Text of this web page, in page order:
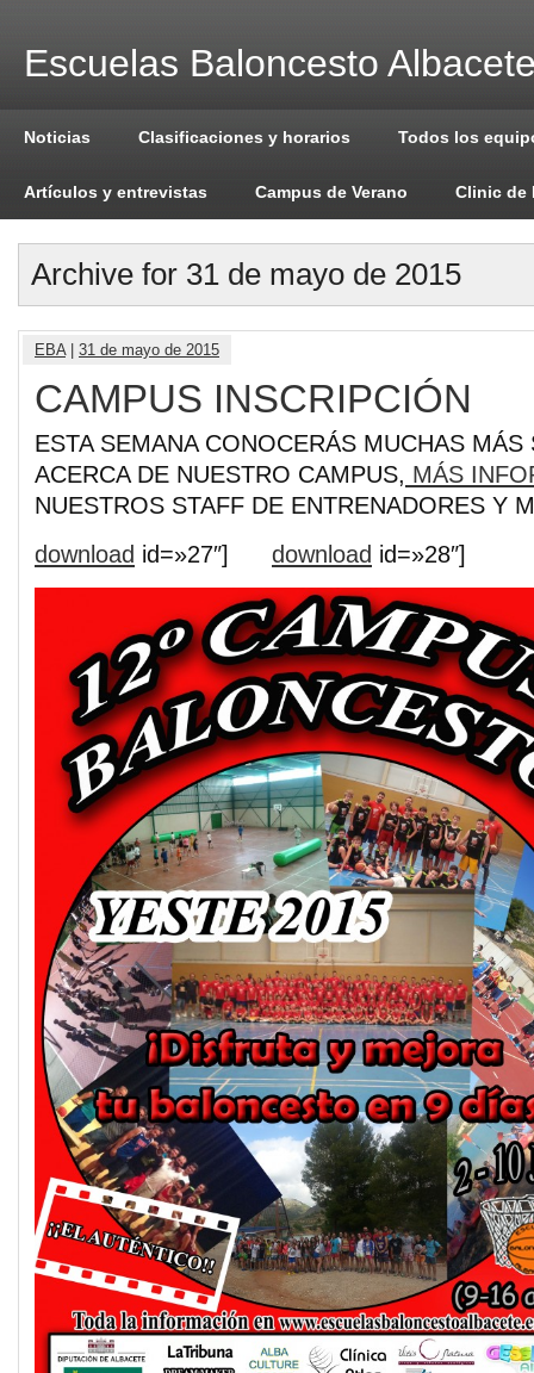
Escuelas Baloncesto
Noticias Clasificaciones y horarios Todos los
Artículos y entrevistas Campus de Verano Clinic de
Archive for 31 de mayo de 2015
EBA| 31 de mayo de 2015
CAMPUS INSCRIPCIÓN
ESTA SEMANA CONOCERÁS MUCHAS MÁS
ACERCA DE NUESTRO CAMPUS, MÁS
NUESTROS STAFF DE ENTRENADORES Y
download id=»27″] download id=»28″]